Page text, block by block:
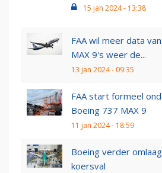
15 jan 2024 - 13:38
FAA wil meer data
MAX 9's weer de...
13 jan 2024 - 09:35
FAA start formeel
Boeing 737 MAX 9
11 jan 2024 - 18:59
Boeing verder
koersval